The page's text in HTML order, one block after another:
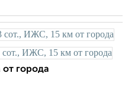
города